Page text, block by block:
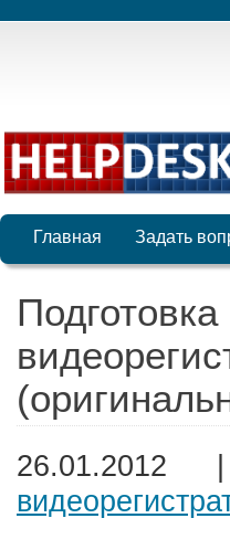
Главная Задать